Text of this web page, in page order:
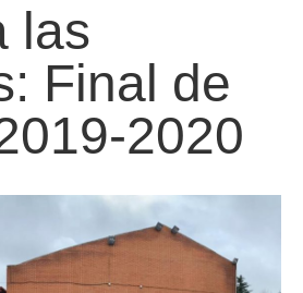
las
Final de
2020